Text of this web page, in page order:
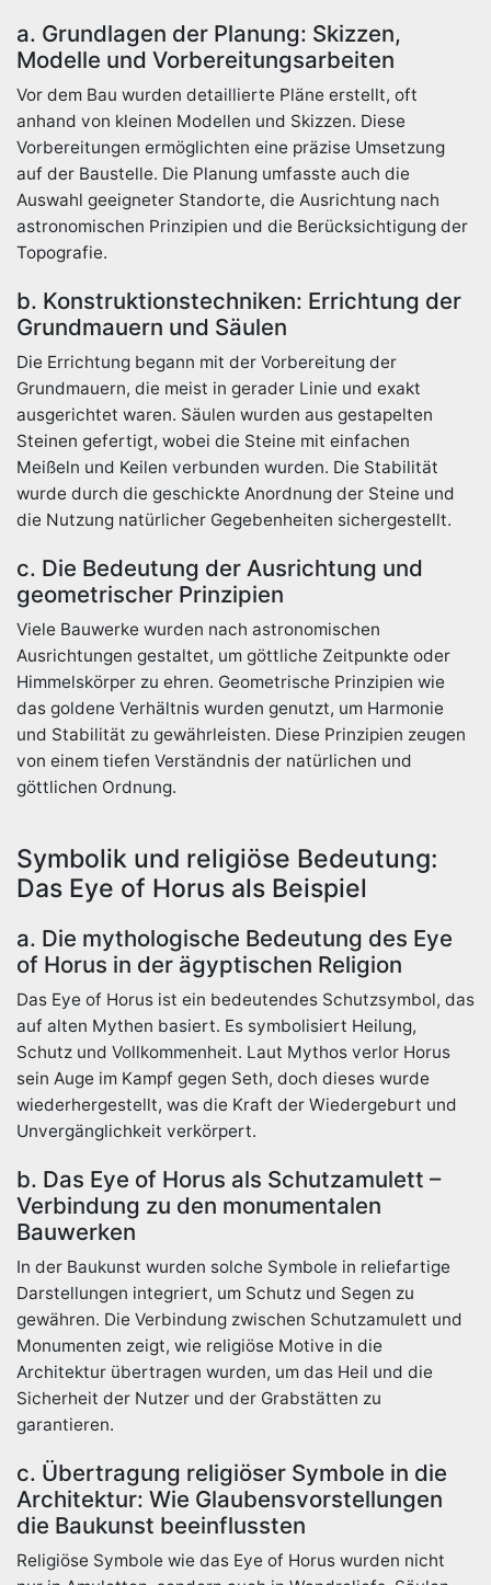
a. Grundlagen der Planung: Skizzen,
Modelle und Vorbereitungsarbeiten
Vor dem Bau wurden detaillierte Pläne erstellt, oft
anhand von kleinen Modellen und Skizzen. Diese
Vorbereitungen ermöglichten eine präzise Umsetzung
auf der Baustelle. Die Planung umfasste auch die
Auswahl geeigneter Standorte, die Ausrichtung nach
astronomischen Prinzipien und die Berücksichtigung der
Topografie.
b. Konstruktionstechniken: Errichtung der
Grundmauern und Säulen
Die Errichtung begann mit der Vorbereitung der
Grundmauern, die meist in gerader Linie und exakt
ausgerichtet waren. Säulen wurden aus gestapelten
Steinen gefertigt, wobei die Steine mit einfachen
Meißeln und Keilen verbunden wurden. Die Stabilität
wurde durch die geschickte Anordnung der Steine und
die Nutzung natürlicher Gegebenheiten sichergestellt.
c. Die Bedeutung der Ausrichtung und
geometrischer Prinzipien
Viele Bauwerke wurden nach astronomischen
Ausrichtungen gestaltet, um göttliche Zeitpunkte oder
Himmelskörper zu ehren. Geometrische Prinzipien wie
das goldene Verhältnis wurden genutzt, um Harmonie
und Stabilität zu gewährleisten. Diese Prinzipien zeugen
von einem tiefen Verständnis der natürlichen und
göttlichen Ordnung.
Symbolik und religiöse Bedeutung:
Das Eye of Horus als Beispiel
a. Die mythologische Bedeutung des Eye
of Horus in der ägyptischen Religion
Das Eye of Horus ist ein bedeutendes Schutzsymbol, das
auf alten Mythen basiert. Es symbolisiert Heilung,
Schutz und Vollkommenheit. Laut Mythos verlor Horus
sein Auge im Kampf gegen Seth, doch dieses wurde
wiederhergestellt, was die Kraft der Wiedergeburt und
Unvergänglichkeit verkörpert.
b. Das Eye of Horus als Schutzamulett –
Verbindung zu den monumentalen
Bauwerken
In der Baukunst wurden solche Symbole in reliefartige
Darstellungen integriert, um Schutz und Segen zu
gewähren. Die Verbindung zwischen Schutzamulett und
Monumenten zeigt, wie religiöse Motive in die
Architektur übertragen wurden, um das Heil und die
Sicherheit der Nutzer und der Grabstätten zu
garantieren.
c. Übertragung religiöser Symbole in die
Architektur: Wie Glaubensvorstellungen
die Baukunst beeinflussten
Religiöse Symbole wie das Eye of Horus wurden nicht